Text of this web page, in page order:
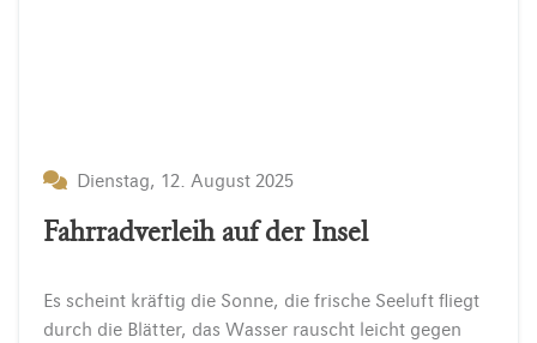
Dienstag, 12. August 2025
Fahrradverleih auf der Insel
Es scheint kräftig die Sonne, die frische Seeluft fliegt
durch die Blätter, das Wasser rauscht leicht gegen